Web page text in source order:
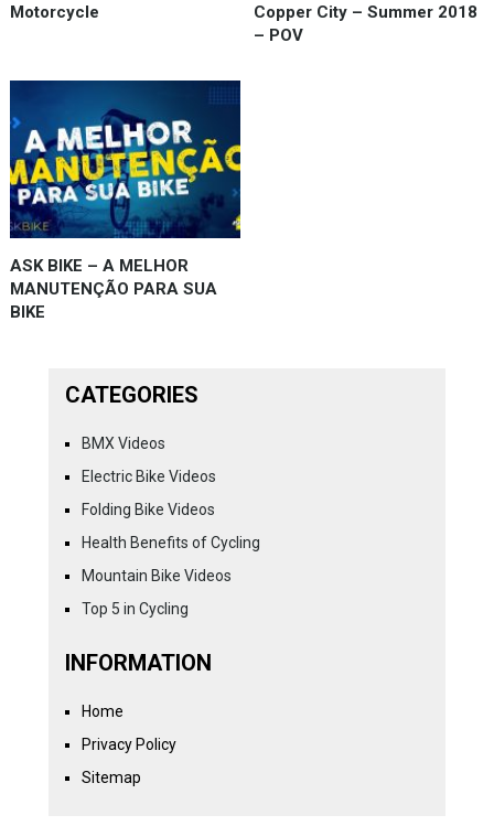
Motorcycle
Copper City – Summer 2018
– POV
ASK BIKE – A MELHOR
MANUTENÇÃO PARA SUA
BIKE
CATEGORIES
BMX Videos
Electric Bike Videos
Folding Bike Videos
Health Benefits of Cycling
Mountain Bike Videos
Top 5 in Cycling
INFORMATION
Home
Privacy Policy
Sitemap